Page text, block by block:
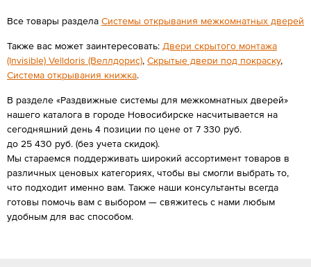
Все товары раздела Системы открывания межкомнатных дверей
Также вас может заинтересовать: Двери скрытого монтажа
(Invisible) Velldoris (Веллдорис), Скрытые двери под покраску,
Система открывания книжка.
В разделе «Раздвижные системы для межкомнатных дверей»
нашего каталога в городе Новосибирске насчитывается на
сегодняшний день 4 позиции по цене от 7 330 руб.
до 25 430 руб. (без учета скидок).
Мы стараемся поддерживать широкий ассортимент товаров в
различных ценовых категориях, чтобы вы смогли выбрать то,
что подходит именно вам. Также наши консультанты всегда
готовы помочь вам с выбором — свяжитесь с нами любым
удобным для вас способом.